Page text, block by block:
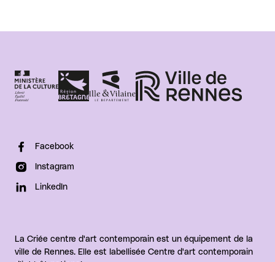
Facebook
Instagram
LinkedIn
La Criée centre d'art contemporain est un équipement de la
ville de Rennes. Elle est labellisée Centre d'art contemporain